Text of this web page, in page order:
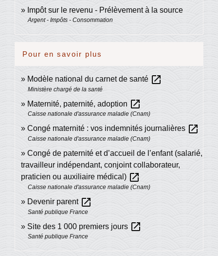
Impôt sur le revenu - Prélèvement à la source
Argent - Impôts - Consommation
Pour en savoir plus
Modèle national du carnet de santé open_in_new
Ministère chargé de la santé
Maternité, paternité, adoption open_in_new
Caisse nationale d'assurance maladie (Cnam)
Congé maternité : vos indemnités journalières open_in_new
Caisse nationale d'assurance maladie (Cnam)
Congé de paternité et d’accueil de l’enfant (salarié,
travailleur indépendant, conjoint collaborateur,
praticien ou auxiliaire médical) open_in_new
Caisse nationale d'assurance maladie (Cnam)
Devenir parent open_in_new
Santé publique France
Site des 1 000 premiers jours open_in_new
Santé publique France